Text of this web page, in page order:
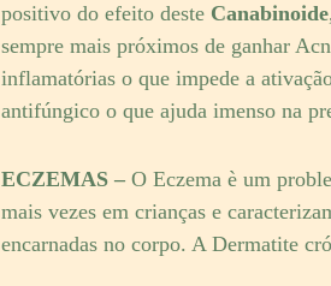
positivo do efeito deste Canabinoide
sempre mais próximos de ganhar
inflamatórias o que impede a
antifúngico o que ajuda imenso na
ECZEMAS – O Eczema è um
mais vezes em crianças e
encarnadas no corpo. A Dermatite